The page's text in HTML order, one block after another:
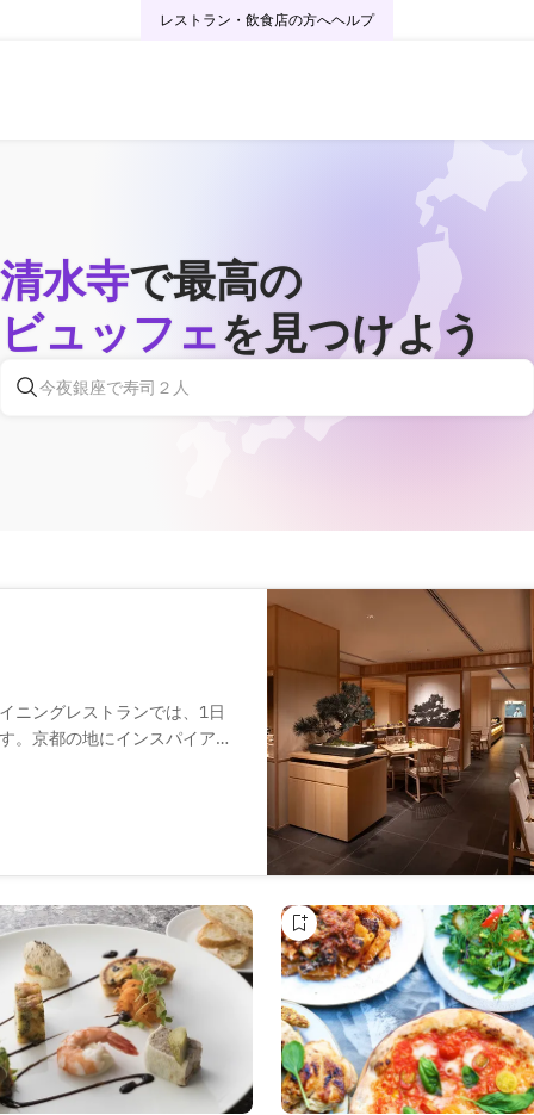
レストラン・飲食店の方へヘルプ
清水寺で最高の
ビュッフェを見つけよう
ニングレストランでは、1日
。京都の地にインスパイアさ